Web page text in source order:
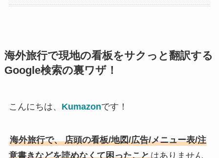
海外旅行で現地の看板をサクっと翻訳する
Google検索の裏ワザ！
こんにちは、 Kumazonです！
海外旅行で、 店頭の看板/地図/広告/メニュー表/注
意書きなどを読めなくて困ったことはありません